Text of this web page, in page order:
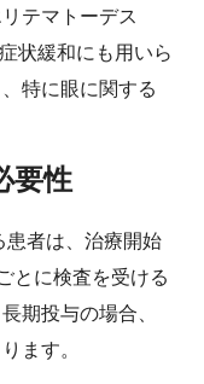
テマトーデス
状緩和にも用いら
特に眼に関する
要性
患者は、治療開始
とに検査を受ける
期投与の場合、
ます。